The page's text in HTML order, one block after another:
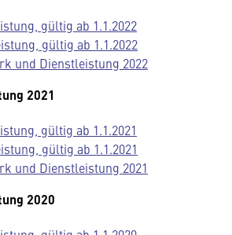
gültig ab 1.1.2022
gültig ab 1.1.2022
und Dienstleistung 2022
2021
gültig ab 1.1.2021
gültig ab 1.1.2021
und Dienstleistung 2021
2020